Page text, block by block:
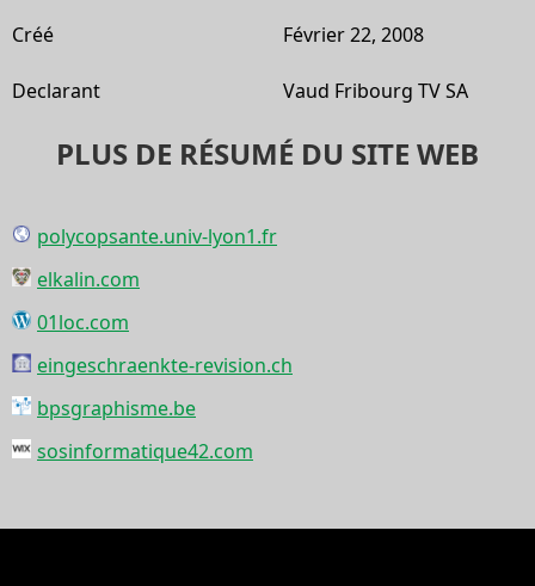
Créé Février 22, 2008
Declarant Vaud Fribourg TV SA
PLUS DE RÉSUMÉ DU SITE WEB
polycopsante.univ-lyon1.fr
elkalin.com
01loc.com
eingeschraenkte-revision.ch
bpsgraphisme.be
sosinformatique42.com